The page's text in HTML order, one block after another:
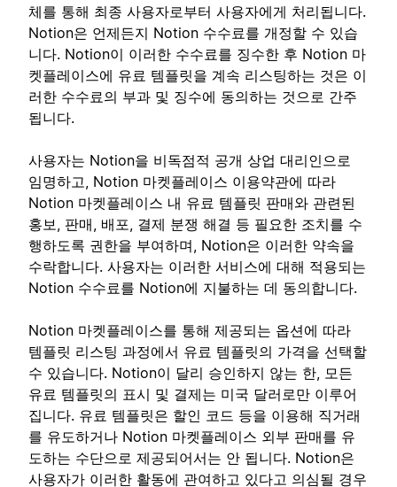
체를 통해 최종 사용자로부터 사용자에게 처리됩니다.
Notion은 언제든지 Notion 수수료를 개정할 수 있습
니다. Notion이 이러한 수수료를 징수한 후 Notion 마
켓플레이스에 유료 템플릿을 계속 리스팅하는 것은 이
러한 수수료의 부과 및 징수에 동의하는 것으로 간주
됩니다.
사용자는 Notion을 비독점적 공개 상업 대리인으로
임명하고, Notion 마켓플레이스 이용약관에 따라
Notion 마켓플레이스 내 유료 템플릿 판매와 관련된
홍보, 판매, 배포, 결제 분쟁 해결 등 필요한 조치를 수
행하도록 권한을 부여하며, Notion은 이러한 약속을
수락합니다. 사용자는 이러한 서비스에 대해 적용되는
Notion 수수료를 Notion에 지불하는 데 동의합니다.
Notion 마켓플레이스를 통해 제공되는 옵션에 따라
템플릿 리스팅 과정에서 유료 템플릿의 가격을 선택할
수 있습니다. Notion이 달리 승인하지 않는 한, 모든
유료 템플릿의 표시 및 결제는 미국 달러로만 이루어
집니다. 유료 템플릿은 할인 코드 등을 이용해 직거래
를 유도하거나 Notion 마켓플레이스 외부 판매를 유
도하는 수단으로 제공되어서는 안 됩니다. Notion은
사용자가 이러한 활동에 관여하고 있다고 의심될 경우